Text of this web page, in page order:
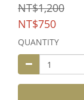
NT$1,200
NT$750
QUANTITY